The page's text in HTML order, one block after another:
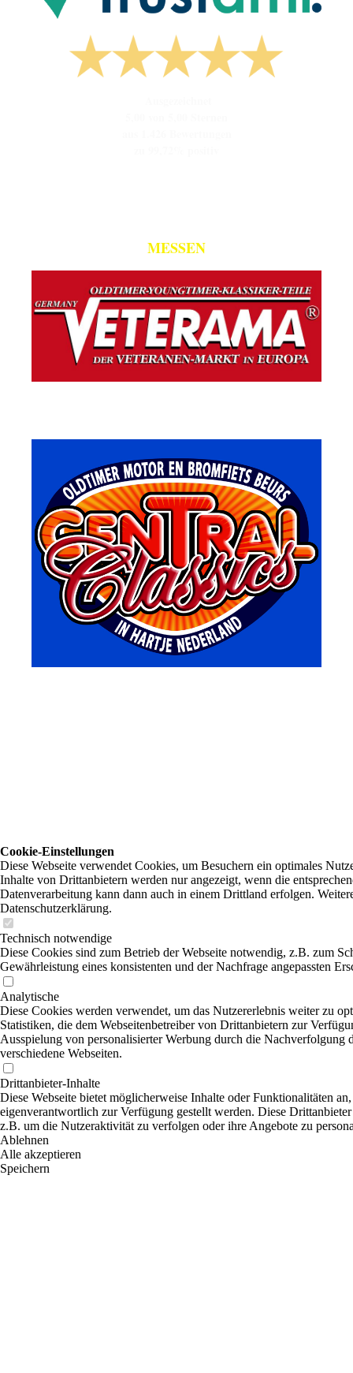
MESSEN
Cookie-Einstellungen
Diese Webseite verwendet Cookies, um Besuchern ein optimales
Inhalte von Drittanbietern werden nur angezeigt, wenn die
Datenverarbeitung kann dann auch in einem Drittland erfolgen.
Datenschutzerklärung.
Technisch notwendige
Diese Cookies sind zum Betrieb der Webseite notwendig, z.B. zum
Gewährleistung eines konsistenten und der Nachfrage angepassten
Analytische
Diese Cookies werden verwendet, um das Nutzererlebnis weiter zu
Statistiken, die dem Webseitenbetreiber von Drittanbietern zur
Ausspielung von personalisierter Werbung durch die Nachverfolgung
verschiedene Webseiten.
Drittanbieter-Inhalte
Diese Webseite bietet möglicherweise Inhalte oder Funktionalitäten
eigenverantwortlich zur Verfügung gestellt werden. Diese
z.B. um die Nutzeraktivität zu verfolgen oder ihre Angebote zu
Ablehnen
Alle akzeptieren
Speichern